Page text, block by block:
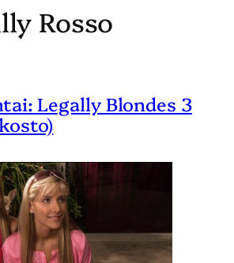
Rosso
Legally Blondes 3